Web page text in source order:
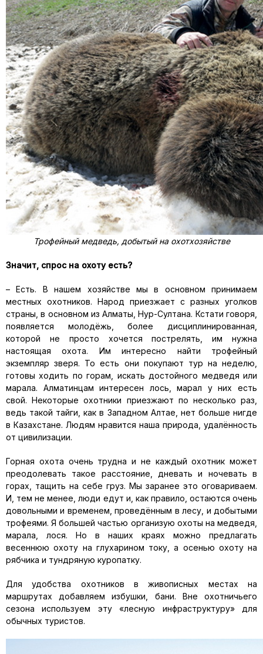
Трофейный медведь, добытый на охотхозяйстве
Значит, спрос на охоту есть?
– Есть. В нашем хозяйстве мы в основном принимаем
местных охотников. Народ приезжает с разных уголков
страны, в основном из Алматы, Нур-Султана. Кстати говоря,
появляется молодёжь, более дисциплинированная,
которой не просто хочется пострелять, им нужна
настоящая охота. Им интересно найти трофейный
экземпляр зверя. То есть они покупают тур на неделю,
готовы ходить по горам, искать достойного медведя или
марала. Алматинцам интересен лось, марал у них есть
свой. Некоторые охотники приезжают по несколько раз,
ведь такой тайги, как в Западном Алтае, нет больше нигде
в Казахстане. Людям нравится наша природа, удалённость
от цивилизации.
Горная охота очень трудна и не каждый охотник может
преодолевать такое расстояние, дневать и ночевать в
горах, тащить на себе груз. Мы заранее это оговариваем.
И, тем не менее, люди едут и, как правило, остаются очень
довольными и временем, проведённым в лесу, и добытыми
трофеями. Я большей частью организую охоты на медведя,
марала, лося. Но в наших краях можно предлагать
весеннюю охоту на глухарином току, а осенью охоту на
рябчика и тундряную куропатку.
Для удобства охотников в живописных местах на
маршрутах добавляем избушки, бани. Вне охотничьего
сезона используем эту «лесную инфраструктуру» для
обычных туристов.